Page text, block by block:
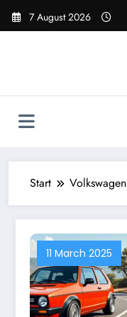
Zum
Inhalt
7 August 2026
Start Volkswagen
11 March 2025